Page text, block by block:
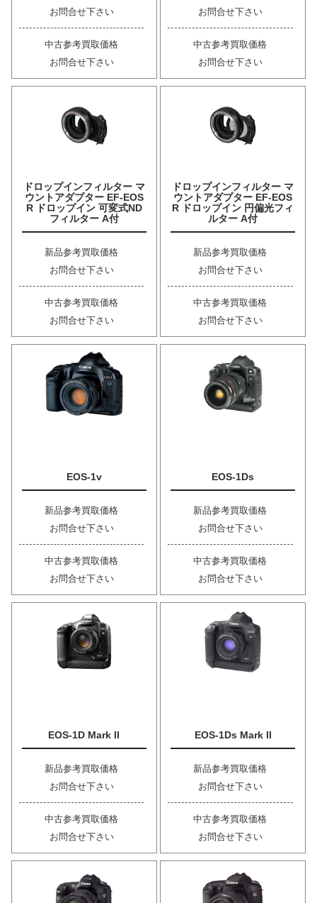
お問合せ下さい
中古参考買取価格
お問合せ下さい
お問合せ下さい
中古参考買取価格
お問合せ下さい
ドロップインフィルター マ
ウントアダプター EF-EOS
R ドロップイン 可変式ND
フィルター A付
新品参考買取価格
お問合せ下さい
中古参考買取価格
お問合せ下さい
ドロップインフィルター マ
ウントアダプター EF-EOS
R ドロップイン 円偏光フィ
ルター A付
新品参考買取価格
お問合せ下さい
中古参考買取価格
お問合せ下さい
EOS-1v
新品参考買取価格
お問合せ下さい
中古参考買取価格
お問合せ下さい
EOS-1Ds
新品参考買取価格
お問合せ下さい
中古参考買取価格
お問合せ下さい
EOS-1D Mark II
新品参考買取価格
お問合せ下さい
中古参考買取価格
お問合せ下さい
EOS-1Ds Mark II
新品参考買取価格
お問合せ下さい
中古参考買取価格
お問合せ下さい